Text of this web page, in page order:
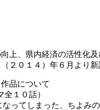
上、県内経済の活性化
２０１４）年６月より新
品について
１０話）
ってしまった、ちよみ